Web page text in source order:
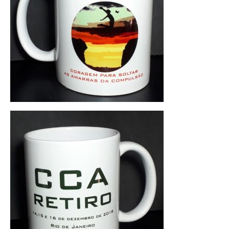
CONTATO
CONTRIBUIÇÕES
HISTÓRIA DE CCA/BR